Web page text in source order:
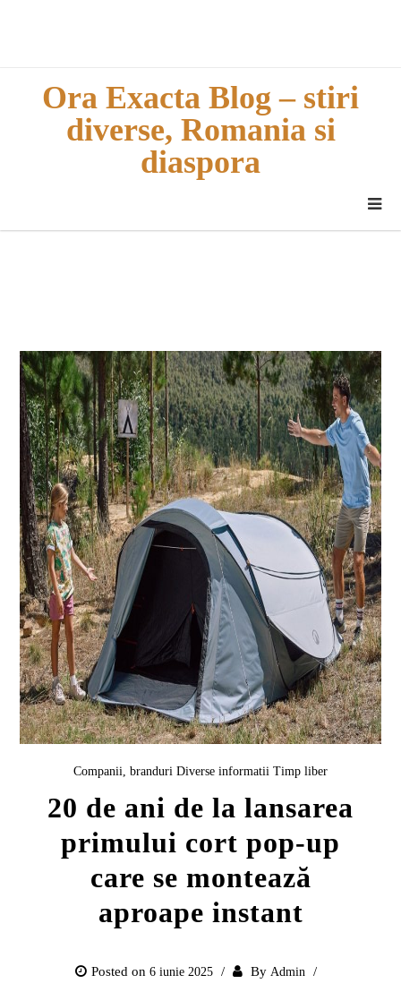
Ora Exacta Blog – stiri
diverse, Romania si
diaspora
Companii, branduri Diverse informatii Timp liber
20 de ani de la lansarea
primului cort pop-up
care se montează
aproape instant
Posted on 6 iunie 2025 By Admin